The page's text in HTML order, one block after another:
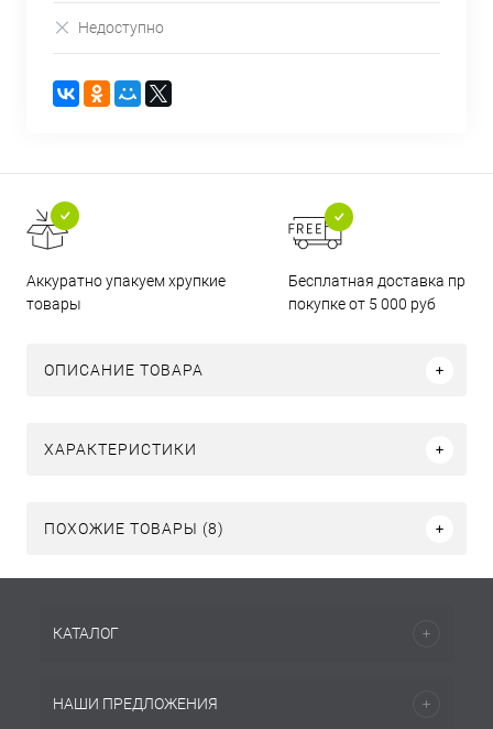
Недоступно
Аккуратно упакуем хрупкие
товары
Бесплатная доставка при
покупке от 5 000 руб
ОПИСАНИЕ ТОВАРА
ХАРАКТЕРИСТИКИ
ПОХОЖИЕ ТОВАРЫ (8)
КАТАЛОГ
НАШИ ПРЕДЛОЖЕНИЯ